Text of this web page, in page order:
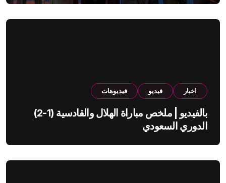
اخبار فيديو فيديوهات
بالفيديو | ملخص مباراة الهلال والقادسية (1-2)
الدوري السعودي